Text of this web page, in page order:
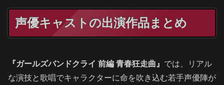
声優キャストの出演作品まとめ
『ガールズバンドクライ 前編 青春狂走曲』 では、リアル
な演技と歌唱でキャラクターに命を吹き込む若手声優陣が